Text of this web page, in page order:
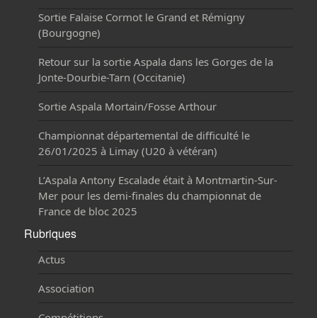
Sortie Falaise Cormot le Grand et Rémigny
(Bourgogne)
Retour sur la sortie Aspala dans les Gorges de la
Jonte-Dourbie-Tarn (Occitanie)
Sortie Aspala Mortain/Fosse Arthour
Championnat départemental de difficulté le
26/01/2025 à Limay (U20 à vétéran)
L’Aspala Antony Escalade était à Montmartin-Sur-
Mer pour les demi-finales du championnat de
France de bloc 2025
Rubriques
Actus
Association